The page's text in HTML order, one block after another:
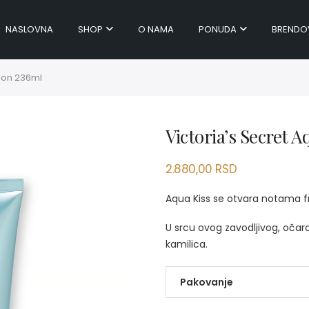
NASLOVNA SHOP O NAMA PONUDA
236ml
Victoria’s Secret
2.880,00 RSD
Aqua Kiss se otvara notama
U srcu ovog zavodljivog,
kamilica.
Pakovanje